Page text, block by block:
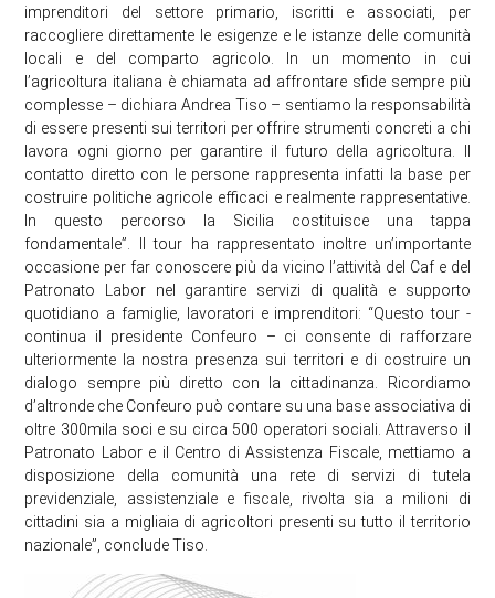
imprenditori del settore primario, iscritti e associati, per
raccogliere direttamente le esigenze e le istanze delle comunità
locali e del comparto agricolo. In un momento in cui
l’agricoltura italiana è chiamata ad affrontare sfide sempre più
complesse – dichiara Andrea Tiso – sentiamo la responsabilità
di essere presenti sui territori per offrire strumenti concreti a chi
lavora ogni giorno per garantire il futuro della agricoltura. Il
contatto diretto con le persone rappresenta infatti la base per
costruire politiche agricole efficaci e realmente rappresentative.
In questo percorso la Sicilia costituisce una tappa
fondamentale”. Il tour ha rappresentato inoltre un’importante
occasione per far conoscere più da vicino l’attività del Caf e del
Patronato Labor nel garantire servizi di qualità e supporto
quotidiano a famiglie, lavoratori e imprenditori: “Questo tour -
continua il presidente Confeuro – ci consente di rafforzare
ulteriormente la nostra presenza sui territori e di costruire un
dialogo sempre più diretto con la cittadinanza. Ricordiamo
d’altronde che Confeuro può contare su una base associativa di
oltre 300mila soci e su circa 500 operatori sociali. Attraverso il
Patronato Labor e il Centro di Assistenza Fiscale, mettiamo a
disposizione della comunità una rete di servizi di tutela
previdenziale, assistenziale e fiscale, rivolta sia a milioni di
cittadini sia a migliaia di agricoltori presenti su tutto il territorio
nazionale”, conclude Tiso.